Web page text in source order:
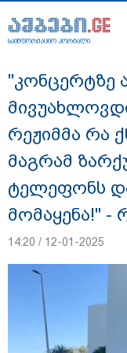
საინფორმაციო პორტალი
გიგა
ანასტასია
წარუდგინეს
საინფორმაციო პორტალი
"კონცერტზე
რეჟიმმა რა
მაგრამ
ტელეფონს
მომაყენა!" -
14:20 / 12-01-2025